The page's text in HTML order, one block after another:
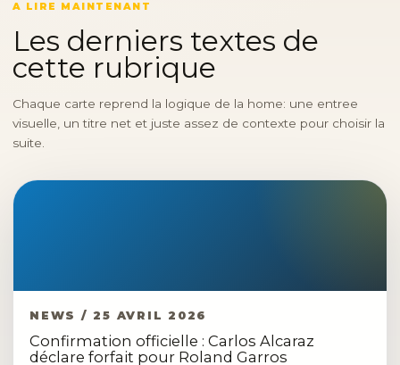
A LIRE MAINTENANT
Les derniers textes de
cette rubrique
Chaque carte reprend la logique de la home: une entree
visuelle, un titre net et juste assez de contexte pour choisir la
suite.
NEWS / 25 AVRIL 2026
Confirmation officielle : Carlos Alcaraz
déclare forfait pour Roland Garros